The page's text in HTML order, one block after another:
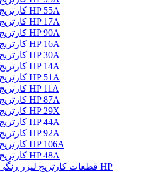
کارتریج HP 55A
کارتریج HP 17A
کارتریج HP 90A
کارتریج HP 16A
کارتریج HP 30A
کارتریج HP 14A
کارتریج HP 51A
کارتریج HP 11A
کارتریج HP 87A
کارتریج HP 29X
کارتریج HP 44A
کارتریج HP 92A
کارتریج HP 106A
کارتریج HP 48A
قطعات کارتریج لیزر رنگی اچ پی HP